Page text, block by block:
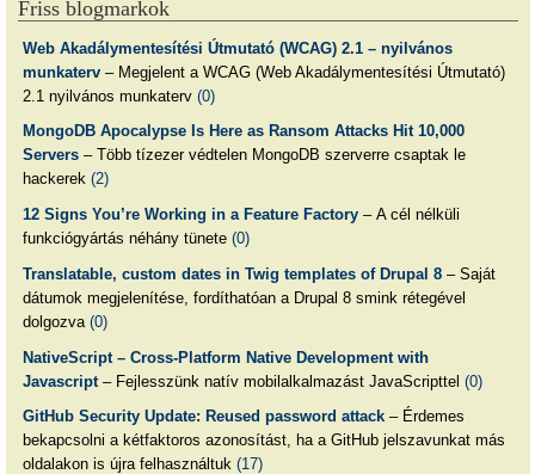
Friss blogmarkok
Web Akadálymentesítési Útmutató (WCAG) 2.1 – nyilvános
munkaterv– Megjelent a WCAG (Web Akadálymentesítési Útmutató)
2.1 nyilvános munkaterv (0)
MongoDB Apocalypse Is Here as Ransom Attacks Hit 10,000
Servers– Több tízezer védtelen MongoDB szerverre csaptak le
hackerek (2)
12 Signs You’re Working in a Feature Factory– A cél nélküli
funkciógyártás néhány tünete (0)
Translatable, custom dates in Twig templates of Drupal 8– Saját
dátumok megjelenítése, fordíthatóan a Drupal 8 smink rétegével
dolgozva (0)
NativeScript – Cross-Platform Native Development with
Javascript– Fejlesszünk natív mobilalkalmazást JavaScripttel (0)
GitHub Security Update: Reused password attack– Érdemes
bekapcsolni a kétfaktoros azonosítást, ha a GitHub jelszavunkat más
oldalakon is újra felhasználtuk (17)